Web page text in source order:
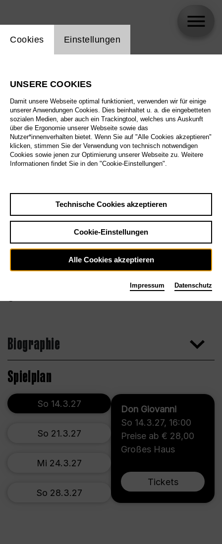
Biographie
Spielplan
Don Giovanni
So 14.3.27, 16:00
Preise ab € 28,00
Großes Haus
Tickets
So 14.3.27
So 21.3.27
Mi 24.3.27
So 28.3.27
Einstellung Website Cookie
Cookies Einstellungen
UNSERE COOKIES
Damit unsere Webseite optimal funktioniert, verwenden wir für einige
unserer Anwendungen Cookies. Dies beinhaltet u. a. die eingebetteten
sozialen Medien, aber auch ein Trackingtool, welches uns Auskunft
über die Ergonomie unserer Webseite sowie das
Nutzer*innenverhalten bietet. Wenn Sie auf "Alle Cookies akzeptieren"
klicken, stimmen Sie der Verwendung von technisch notwendigen
Cookies sowie jenen zur Optimierung unserer Webseite zu. Weitere
Informationen findet Sie in den "Cookie-Einstellungen".
Technische Cookies akzeptieren
Cookie-Einstellungen
Alle Cookies akzeptieren
Impressum Datenschutz